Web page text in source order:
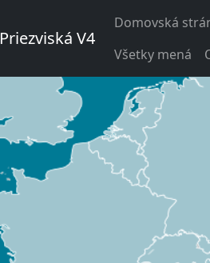
Priezviská V4
Domovská
Všetky mená